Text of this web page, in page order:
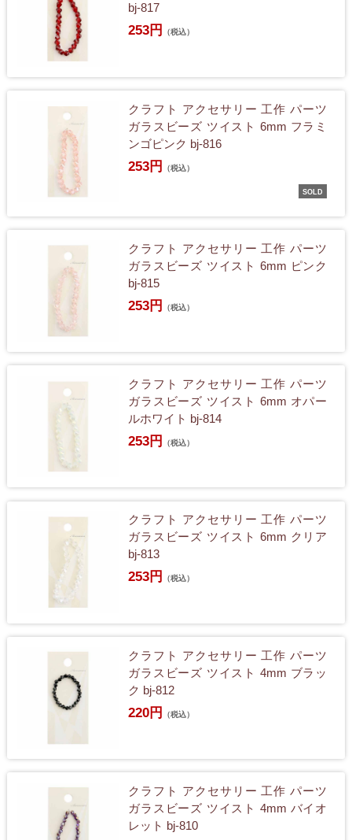
bj-817
253円 （税込）
クラフト アクセサリー 工作 パーツ
ガラスビーズ ツイスト 6mm フラミ
ンゴピンク bj-816
253円 （税込）
SOLD
クラフト アクセサリー 工作 パーツ
ガラスビーズ ツイスト 6mm ピンク
bj-815
253円 （税込）
クラフト アクセサリー 工作 パーツ
ガラスビーズ ツイスト 6mm オパー
ルホワイト bj-814
253円 （税込）
クラフト アクセサリー 工作 パーツ
ガラスビーズ ツイスト 6mm クリア
bj-813
253円 （税込）
クラフト アクセサリー 工作 パーツ
ガラスビーズ ツイスト 4mm ブラッ
ク bj-812
220円 （税込）
クラフト アクセサリー 工作 パーツ
ガラスビーズ ツイスト 4mm バイオ
レット bj-810